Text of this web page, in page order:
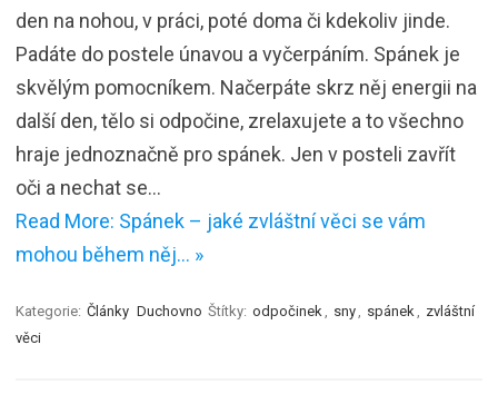
den na nohou, v práci, poté doma či kdekoliv jinde.
Padáte do postele únavou a vyčerpáním. Spánek je
skvělým pomocníkem. Načerpáte skrz něj energii na
další den, tělo si odpočine, zrelaxujete a to všechno
hraje jednoznačně pro spánek. Jen v posteli zavřít
oči a nechat se…
Read More: Spánek – jaké zvláštní věci se vám
mohou během něj… »
Kategorie: Články Duchovno Štítky: odpočinek sny spánek
zvláštní
věci